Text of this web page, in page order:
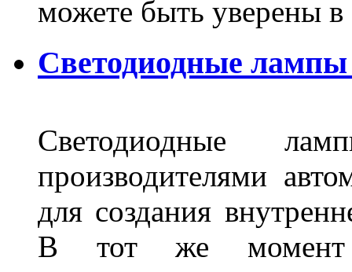
можете быть уверены
Светодиодные
Светодиодные
производителями
для создания
В тот же момент